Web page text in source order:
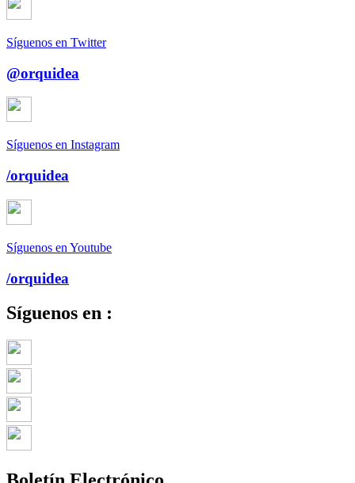
Síguenos en Twitter
@orquidea
Síguenos en Instagram
/orquidea
Síguenos en Youtube
/orquidea
Síguenos en :